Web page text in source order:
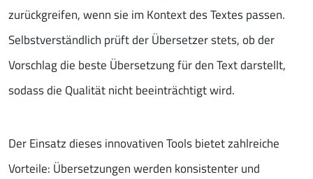
zurückgreifen, wenn sie im Kontext des Textes passen.
Selbstverständlich prüft der Übersetzer stets, ob der
Vorschlag die beste Übersetzung für den Text darstellt,
sodass die Qualität nicht beeinträchtigt wird.
Der Einsatz dieses innovativen Tools bietet zahlreiche
Vorteile: Übersetzungen werden konsistenter und